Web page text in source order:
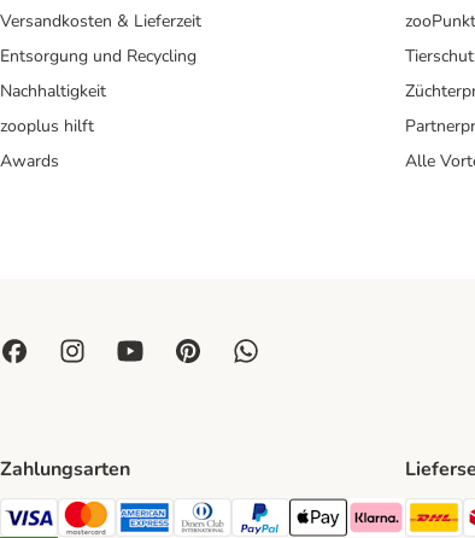
Versandkosten & Lieferzeit
Entsorgung und Recycling
Nachhaltigkeit
zooplus hilft
Awards
Alle
Zahlungsarten
Visa Payment Method
Mastercard Payment Method
American Express Payment Method
Diners Club Payment Method
PayPal Payment Method
Apple Pay Payment
Klarna Payment